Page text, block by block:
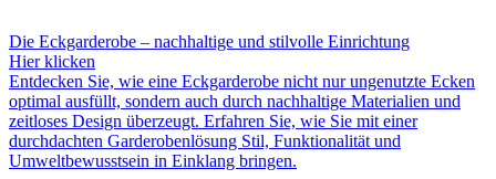
Die Eckgarderobe – nachhaltige und stilvolle Einrichtung
Hier klicken
Entdecken Sie, wie eine Eckgarderobe nicht nur ungenutzte Ecken
optimal ausfüllt, sondern auch durch nachhaltige Materialien und
zeitloses Design überzeugt. Erfahren Sie, wie Sie mit einer
durchdachten Garderobenlösung Stil, Funktionalität und
Umweltbewusstsein in Einklang bringen.